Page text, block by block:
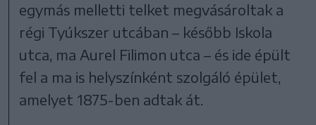
egymás melletti telket megvásároltak a
régi Tyúkszer utcában – később Iskola
utca, ma Aurel Filimon utca – és ide épült
fel a ma is helyszínként szolgáló épület,
amelyet 1875-ben adtak át.